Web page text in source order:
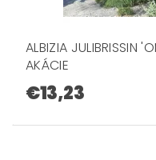
ALBIZIA JULIBRISSIN
AKÁCIE
€13,23